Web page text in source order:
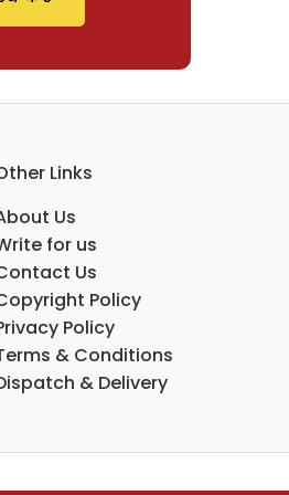
Links
Us
for us
Us
Policy
Policy
& Conditions
& Delivery